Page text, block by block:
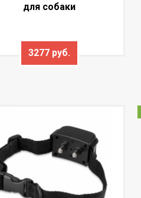
для собаки
3277 руб.